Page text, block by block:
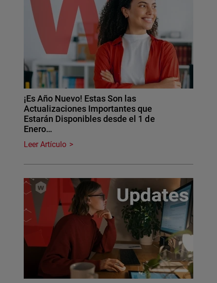
¡Es Año Nuevo! Estas Son las
Actualizaciones Importantes que
Estarán Disponibles desde el 1 de
Enero…
Leer Artículo